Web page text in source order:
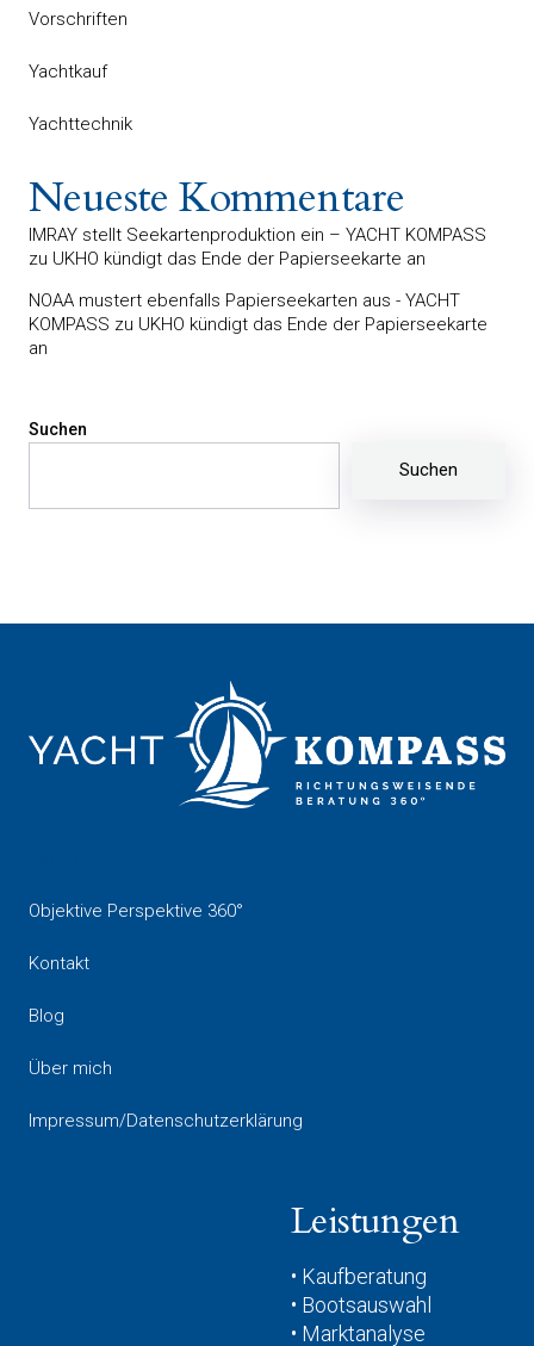
Vorschriften
Yachtkauf
Yachttechnik
Neueste Kommentare
IMRAY stellt Seekartenproduktion ein – YACHT KOMPASS
zu UKHO kündigt das Ende der Papierseekarte an
NOAA mustert ebenfalls Papierseekarten aus - YACHT
KOMPASS zu UKHO kündigt das Ende der Papierseekarte
an
Suchen
Suchen
Objektive Perspektive 360°
Kontakt
Blog
Über mich
Impressum/Datenschutzerklärung
Leistungen
• Kaufberatung
• Bootsauswahl
• Marktanalyse